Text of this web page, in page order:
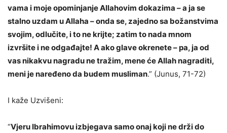
vama i moje opominjanje Allahovim dokazima – a ja se
stalno uzdam u Allaha – onda se, zajedno sa božanstvima
svojim, odlučite, i to ne krijte; zatim to nada mnom
izvršite i ne odgađajte! A ako glave okrenete – pa, ja od
vas nikakvu nagradu ne tražim, mene će Allah nagraditi,
meni je naređeno da budem musliman.” (Junus, 71-72)
I kaže Uzvišeni:
“Vjeru Ibrahimovu izbjegava samo onaj koji ne drži do